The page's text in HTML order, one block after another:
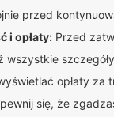
przed
i opłaty: Przed
wszystkie
opłaty za
się, że